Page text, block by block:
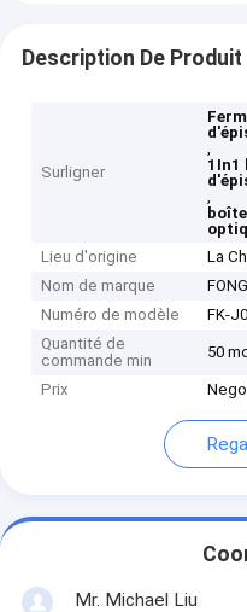
Description De Produit
Surligner
,
1In1
,
Lieu d'origine
La
Nom de marque
Numéro de modèle
FK-
Quantité de
commande min
50
Prix
Mr. Michael Liu